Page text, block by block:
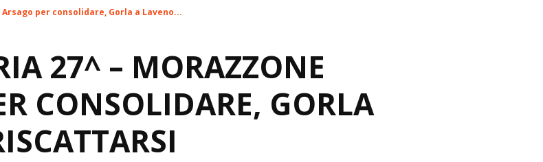
per consolidare, Gorla a Laveno...
27^ – MORAZZONE
CONSOLIDARE, GORLA